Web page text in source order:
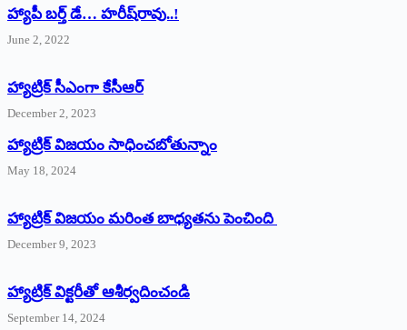
హ్యాపీ బర్త్ ‌డే… హరీష్‌రావు..!
June 2, 2022
హ్యాట్రిక్‌ ‌సీఎంగా కేసీఆర్‌
December 2, 2023
హ్యాట్రిక్‌ విజయం సాధించబోతున్నాం
May 18, 2024
హ్యాట్రిక్ విజయం మరింత బాధ్యతను పెంచింది
December 9, 2023
హ్యాట్రిక్‌ ‌విక్టరీతో ఆశీర్వదించండి
September 14, 2024